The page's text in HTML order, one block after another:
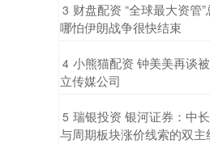
3 财盘配资 “全球最大资管
哪怕伊朗战争很快结束
4 小熊猫配资 钟美美再谈
立传媒公司
5 瑞银投资 银河证券：中
与周期板块涨价线索的双主